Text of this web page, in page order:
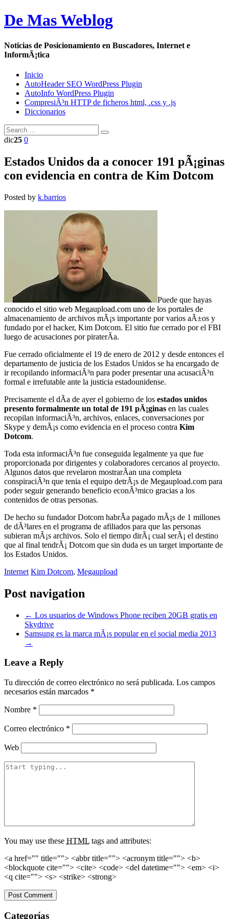
De Mas Weblog
Noticias de Posicionamiento en Buscadores, Internet e
InformÃ¡tica
Inicio
AutoHeader SEO WordPress Plugin
AutoInfo WordPress Plugin
CompresiÃ³n HTTP de ficheros html, .css y .js
Diccionarios
dic25 0
Estados Unidos da a conocer 191 pÃ¡ginas
con evidencia en contra de Kim Dotcom
Posted by k.barrios
Puede que hayas
conocido el sitio web Megaupload.com uno de los portales de
almacenamiento de archivos mÃ¡s importante por varios aÃ±os y
fundado por el hacker, Kim Dotcom. El sitio fue cerrado por el FBI
luego de acusaciones por piraterÃ­a.
Fue cerrado oficialmente el 19 de enero de 2012 y desde entonces el
departamento de justicia de los Estados Unidos se ha encargado de
ir recopilando informaciÃ³n para poder presentar una acusaciÃ³n
formal e irrefutable ante la justicia estadounidense.
Precisamente el dÃ­a de ayer el gobierno de los estados unidos
presento formalmente un total de 191 pÃ¡ginas en las cuales
recopilan informaciÃ³n, archivos, enlaces, conversaciones por
Skype y demÃ¡s como evidencia en el proceso contra Kim
Dotcom.
Toda esta informaciÃ³n fue conseguida legalmente ya que fue
proporcionada por dirigentes y colaboradores cercanos al proyecto.
Algunos datos que revelaron mostrarÃ­an una completa
conspiraciÃ³n que tenia el equipo detrÃ¡s de Megaupload.com para
poder seguir generando beneficio econÃ³mico gracias a los
contenidos de otras personas.
De hecho su fundador Dotcom habrÃ­a pagado mÃ¡s de 1 millones
de dÃ³lares en el programa de afiliados para que las personas
subieran mÃ¡s archivos. Solo el tiempo dirÃ¡ cual serÃ¡ el destino
que al final tendrÃ¡ Dotcom que sin duda es un target importante de
los Estados Unidos.
Internet Kim Dotcom, Megaupload
Post navigation
← Los usuarios de Windows Phone reciben 20GB gratis en
Skydrive
Samsung es la marca mÃ¡s popular en el social media 2013
→
Leave a Reply
Tu dirección de correo electrónico no será publicada. Los campos
necesarios están marcados *
Nombre *
Correo electrónico *
Web
You may use these HTML tags and attributes:
<a href="" title=""> <abbr title=""> <acronym title=""> <b>
<blockquote cite=""> <cite> <code> <del datetime=""> <em> <i>
<q cite=""> <s> <strike> <strong>
Categorías